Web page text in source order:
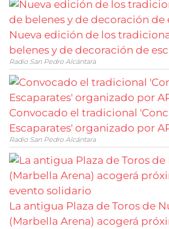
Nueva edición de los
belenes y de decoración de
Radio San Pedro Alcántara
Convocado el tradicional
Escaparates' organizado por
Radio San Pedro Alcántara
La antigua Plaza de Toros de
(Marbella Arena) acogerá